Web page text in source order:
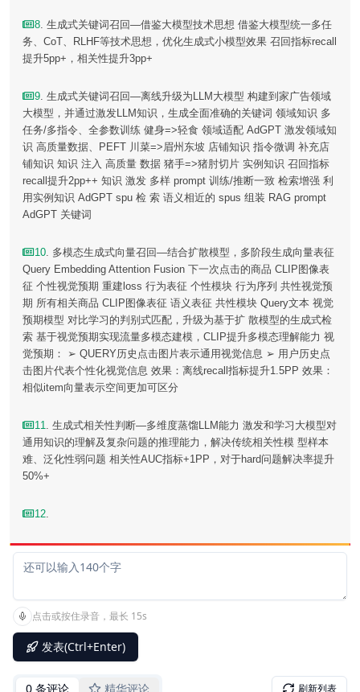
8. 生成式关键词召回—借鉴大模型技术思想 借鉴大模型统一多任
务、CoT、RLHF等技术思想，优化生成式小模型效果 召回指标recall
提升5pp+，相关性提升3pp+
9. 生成式关键词召回—离线升级为LLM大模型 构建到家广告领域
大模型，并通过激发LLM知识，生成全面准确的关键词 领域知识 多
任务/多指令、全参数训练 健身=>轻食 领域适配 AdGPT 激发领域知
识 高质量数据、PEFT 川菜=>眉州东坡 店铺知识 指令微调 补充店
铺知识 知识 注入 高质量 数据 猪手=>猪肘切片 实例知识 召回指标
recall提升2pp++ 知识 激发 多样 prompt 训练/推断一致 检索增强 利
用实例知识 AdGPT spu 检 索 语义相近的 spus 组装 RAG prompt
AdGPT 关键词
10. 多模态生成式向量召回—结合扩散模型，多阶段生成向量表征
Query Embedding Attention Fusion 下一次点击的商品 CLIP图像表
征 个性视觉预期 重建loss 行为表征 个性模块 行为序列 共性视觉预
期 所有相关商品 CLIP图像表征 语义表征 共性模块 Query文本 视觉
预期模型 对比学习的判别式匹配，升级为基于扩 散模型的生成式检
索 基于视觉预期实现流量多模态建模，CLIP提升多模态理解能力 视
觉预期： ➢ QUERY历史点击图片表示通用视觉信息 ➢ 用户历史点
击图片代表个性化视觉信息 效果：离线recall指标提升1.5PP 效果：
相似item向量表示空间更加可区分
11. 生成式相关性判断—多维度蒸馏LLM能力 激发和学习大模型对
通用知识的理解及复杂问题的推理能力，解决传统相关性模 型样本
难、泛化性弱问题 相关性AUC指标+1PP，对于hard问题解决率提升
50%+
12.